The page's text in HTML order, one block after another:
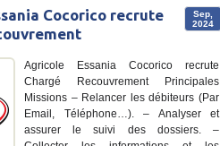
Sep,
2024
Cocorico recrute
Agricole Essania Cocorico recrute
Chargé Recouvrement Principales
Missions – Relancer les débiteurs (Par
Email, Téléphone…). – Analyser et
assurer le suivi des dossiers. –